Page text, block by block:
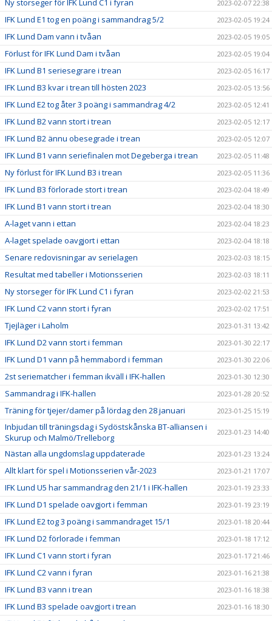
Ny storseger för IFK Lund C1 i fyran 2023-02-07 22:38
IFK Lund E1 tog en poäng i sammandrag 5/2 2023-02-05 19:24
IFK Lund Dam vann i tvåan 2023-02-05 19:05
Förlust för IFK Lund Dam i tvåan 2023-02-05 19:04
IFK Lund B1 seriesegrare i trean 2023-02-05 16:17
IFK Lund B3 kvar i trean till hösten 2023 2023-02-05 13:56
IFK Lund E2 tog åter 3 poäng i sammandrag 4/2 2023-02-05 12:41
IFK Lund B2 vann stort i trean 2023-02-05 12:17
IFK Lund B2 ännu obesegrade i trean 2023-02-05 12:07
IFK Lund B1 vann seriefinalen mot Degeberga i trean 2023-02-05 11:48
Ny förlust för IFK Lund B3 i trean 2023-02-05 11:36
IFK Lund B3 förlorade stort i trean 2023-02-04 18:49
IFK Lund B1 vann stort i trean 2023-02-04 18:30
A-laget vann i ettan 2023-02-04 18:23
A-laget spelade oavgjort i ettan 2023-02-04 18:18
Senare redovisningar av serielagen 2023-02-03 18:15
Resultat med tabeller i Motionsserien 2023-02-03 18:11
Ny storseger för IFK Lund C1 i fyran 2023-02-02 21:53
IFK Lund C2 vann stort i fyran 2023-02-02 17:51
Tjejläger i Laholm 2023-01-31 13:42
IFK Lund D2 vann stort i femman 2023-01-30 22:17
IFK Lund D1 vann på hemmabord i femman 2023-01-30 22:06
2st seriematcher i femman ikväll i IFK-hallen 2023-01-30 12:30
Sammandrag i IFK-hallen 2023-01-28 20:52
Träning för tjejer/damer på lördag den 28 januari 2023-01-25 15:19
Inbjudan till träningsdag i Sydöstskånska BT-alliansen i
Skurup och Malmö/Trelleborg
2023-01-23 14:40
Nästan alla ungdomslag uppdaterade 2023-01-23 13:24
Allt klart för spel i Motionsserien vår-2023 2023-01-21 17:07
IFK Lund U5 har sammandrag den 21/1 i IFK-hallen 2023-01-19 23:33
IFK Lund D1 spelade oavgjort i femman 2023-01-19 23:19
IFK Lund E2 tog 3 poäng i sammandraget 15/1 2023-01-18 20:44
IFK Lund D2 förlorade i femman 2023-01-18 17:12
IFK Lund C1 vann stort i fyran 2023-01-17 21:46
IFK Lund C2 vann i fyran 2023-01-16 21:38
IFK Lund B3 vann i trean 2023-01-16 18:38
IFK Lund B3 spelade oavgjort i trean 2023-01-16 18:30